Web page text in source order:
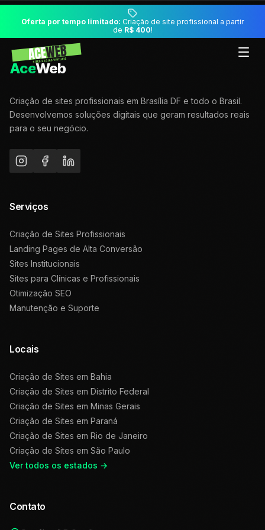
Oferta por tempo limitado: Criação de site profissional a partir
de R$ 400!
AceWeb
Criação de sites profissionais em Brasília DF e todo o Brasil.
Desenvolvemos soluções digitais que geram resultados reais
para o seu negócio.
Serviços
Criação de Sites Profissionais
Landing Pages de Alta Conversão
Sites Institucionais
Sites para Clínicas e Profissionais
Otimização SEO
Manutenção e Suporte
Locais
Criação de Sites em Bahia
Criação de Sites em Distrito Federal
Criação de Sites em Minas Gerais
Criação de Sites em Paraná
Criação de Sites em Rio de Janeiro
Criação de Sites em São Paulo
Ver todos os estados →
Contato